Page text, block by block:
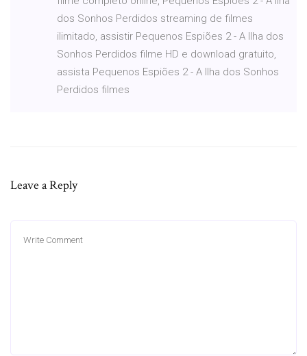
dos Sonhos Perdidos streaming de filmes
ilimitado, assistir Pequenos Espiões 2 - A Ilha dos
Sonhos Perdidos filme HD e download gratuito,
assista Pequenos Espiões 2 - A Ilha dos Sonhos
Perdidos filmes
Leave a Reply